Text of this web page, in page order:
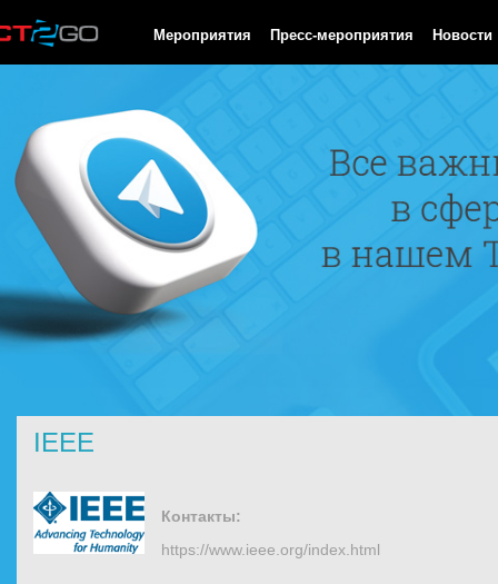
Мероприятия Пресс-мероприятия Новости
IEEE
Контакты:
https://www.ieee.org/index.html